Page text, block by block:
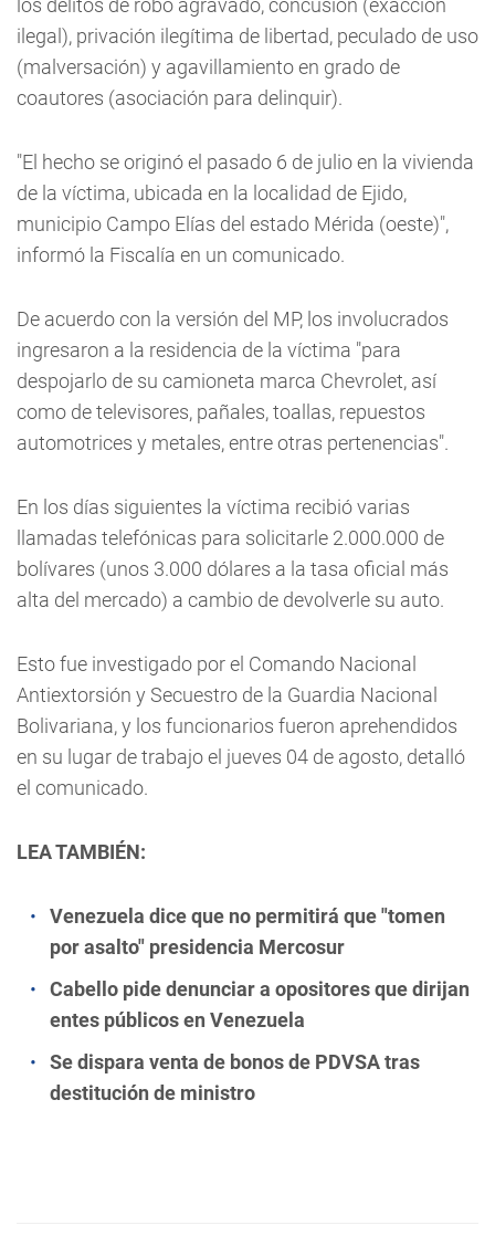
los delitos de robo agravado, concusión (exacción
ilegal), privación ilegítima de libertad, peculado de uso
(malversación) y agavillamiento en grado de
coautores (asociación para delinquir).
"El hecho se originó el pasado 6 de julio en la vivienda
de la víctima, ubicada en la localidad de Ejido,
municipio Campo Elías del estado Mérida (oeste)",
informó la Fiscalía en un comunicado.
De acuerdo con la versión del MP, los involucrados
ingresaron a la residencia de la víctima "para
despojarlo de su camioneta marca Chevrolet, así
como de televisores, pañales, toallas, repuestos
automotrices y metales, entre otras pertenencias".
En los días siguientes la víctima recibió varias
llamadas telefónicas para solicitarle 2.000.000 de
bolívares (unos 3.000 dólares a la tasa oficial más
alta del mercado) a cambio de devolverle su auto.
Esto fue investigado por el Comando Nacional
Antiextorsión y Secuestro de la Guardia Nacional
Bolivariana, y los funcionarios fueron aprehendidos
en su lugar de trabajo el jueves 04 de agosto, detalló
el comunicado.
LEA TAMBIÉN:
Venezuela dice que no permitirá que "tomen
por asalto" presidencia Mercosur
Cabello pide denunciar a opositores que dirijan
entes públicos en Venezuela
Se dispara venta de bonos de PDVSA tras
destitución de ministro